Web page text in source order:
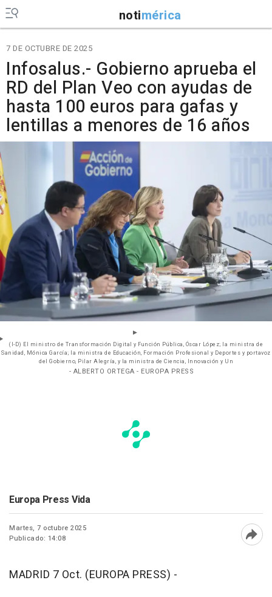
notimérica
7 DE OCTUBRE DE 2025
Infosalus.- Gobierno aprueba el
RD del Plan Veo con ayudas de
hasta 100 euros para gafas y
lentillas a menores de 16 años
(I-D) El ministro de Transformación Digital y Función Pública, Óscar López; la ministra de
Sanidad, Mónica García; la ministra de Educación, Formación Profesional y Deportes y portavoz
del Gobierno, Pilar Alegría, y la ministra de Ciencia, Innovación y Un
- ALBERTO ORTEGA - EUROPA PRESS
Europa Press Vida
Martes, 7 octubre 2025
Publicado: 14:08
MADRID 7 Oct. (EUROPA PRESS) -